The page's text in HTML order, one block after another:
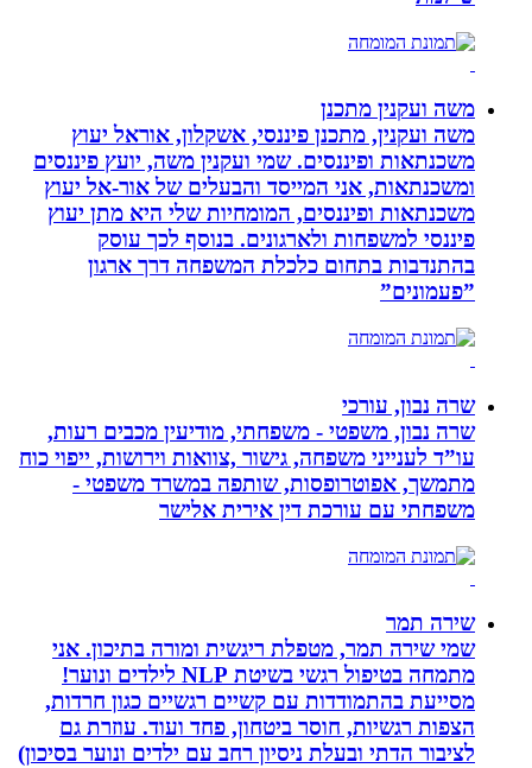
משה ועקנין מתכנן
משה ועקנין, מתכנן פיננסי, אשקלון, אוראל יעוץ
משכנתאות ופיננסים. שמי ועקנין משה, יועץ פיננסים
ומשכנתאות, אני המייסד והבעלים של אור-אל יעוץ
משכנתאות ופיננסים, המומחיות שלי היא מתן יעוץ
פיננסי למשפחות ולארגונים. בנוסף לכך עוסק
בהתנדבות בתחום כלכלת המשפחה דרך ארגון
”פעמונים”
שרה נבון, עורכי
שרה נבון, משפטי - משפחתי, מודיעין מכבים רעות,
עו”ד לענייני משפחה, גישור ,צוואות וירושות, ייפוי כוח
מתמשך, אפוטרופסות, שותפה במשרד משפטי -
משפחתי עם עורכת דין אירית אלישר
שירה תמר
שמי שירה תמר, מטפלת ריגשית ומורה בתיכון. אני
מתמחה בטיפול רגשי בשיטת NLP לילדים ונוער!
מסייעת בהתמודדות עם קשיים רגשיים כגון חרדות,
הצפות רגשיות, חוסר ביטחון, פחד ועוד. עוזרת גם
לציבור הדתי ובעלת ניסיון רחב עם ילדים ונוער בסיכון)